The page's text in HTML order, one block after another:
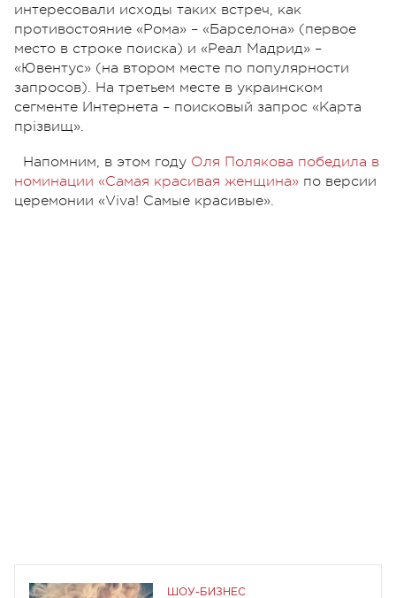
интересовали исходы таких встреч, как
противостояние «Рома» – «Барселона» (первое
место в строке поиска) и «Реал Мадрид» –
«Ювентус» (на втором месте по популярности
запросов). На третьем месте в украинском
сегменте Интернета – поисковый запрос «Карта
прізвищ».
Напомним, в этом году Оля Полякова победила в
номинации «Самая красивая женщина» по версии
церемонии «Viva! Самые красивые».
ШОУ-БИЗНЕС